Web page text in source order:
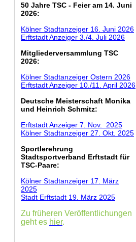
50 Jahre TSC - Feier am 14. Juni
2026:
Kölner Stadtanzeiger 16. Juni 2026
Erftstadt Anzeiger 3./4. Juli 2026
Mitgliederversammlung TSC
2026:
Kölner Stadtanzeiger Ostern 2026
Erftstadt Anzeiger 10./11. April 2026
Deutsche Meisterschaft Monika
und Heinrich Schmitz:
Erftstadt Anzeiger 7. Nov. 2025
Kölner Stadtanzeiger 27. Okt. 2025
Sportlerehrung
Stadtsportverband Erftstadt für
TSC-Paare:
Kölner Stadtanzeiger 17. März
2025
Stadt Erftstadt 19. März 2025
Zu früheren Veröffentlichungen
geht es hier.